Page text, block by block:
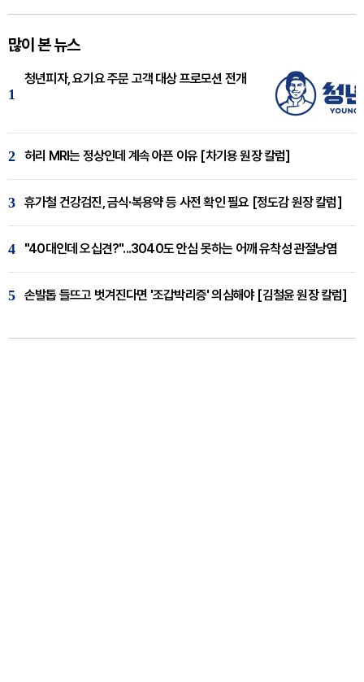
많이 본 뉴스
1
청년피자, 요기요 주문 고객 대상 프로모션 전개
2 허리 MRI는 정상인데 계속 아픈 이유 [차기용 원장 칼럼]
3 휴가철 건강검진, 금식·복용약 등 사전 확인 필요 [정도감 원장 칼럼]
4 "40대인데 오십견?"...3040도 안심 못하는 어깨 유착성 관절낭염
5 손발톱 들뜨고 벗겨진다면 '조갑박리증' 의심해야 [김철윤 원장 칼럼]